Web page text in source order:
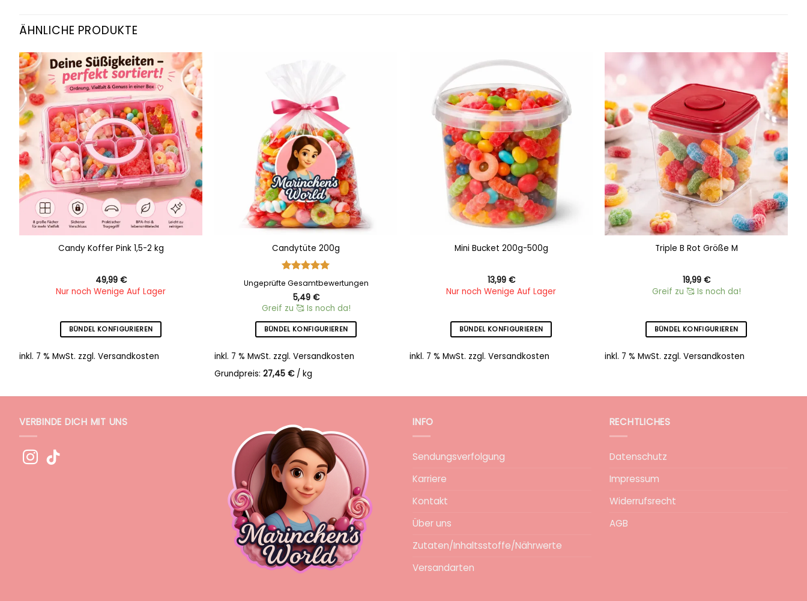
ÄHNLICHE PRODUKTE
Add to
wishlist
Candy Koffer Pink 1,5-2 kg
49,99 €
Nur noch Wenige Auf Lager
BÜNDEL KONFIGURIEREN
inkl. 7 % MwSt. zzgl. Versandkosten
Candytüte 200g
Bewertet
mit5von
Ungeprüfte Gesamtbewertungen
5,49 €
Greif zu 🥰 Is noch da!
BÜNDEL KONFIGURIEREN
inkl. 7 % MwSt. zzgl. Versandkosten
Grundpreis: 27,45 €/ kg
Add to
wishlist
Mini Bucket 200g-500g
13,99 €
Nur noch Wenige Auf Lager
BÜNDEL KONFIGURIEREN
inkl. 7 % MwSt. zzgl. Versandkosten
Add to
wishlist
Triple B Rot Größe M
19,99 €
Greif zu 🥰 Is noch da!
BÜNDEL KONFIGURIEREN
inkl. 7 % MwSt. zzgl. Versandkosten
VERBINDE DICH MIT UNS INFO
Sendungsverfolgung
Karriere
Kontakt
Über uns
Zutaten/Inhaltsstoffe/Nährwerte
Versandarten
RECHTLICHES
Datenschutz
Impressum
Widerrufsrecht
AGB